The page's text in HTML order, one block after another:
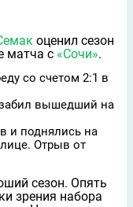
оценил сезон
матча с «Сочи».
со счетом 2:1 в
вышедший на
и поднялись на
Отрыв от
сезон. Опять
зрения набора